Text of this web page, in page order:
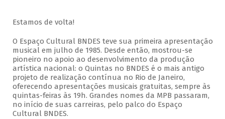
Estamos de volta!
O Espaço Cultural BNDES teve sua primeira apresentação
musical em julho de 1985. Desde então, mostrou-se
pioneiro no apoio ao desenvolvimento da produção
artística nacional: o Quintas no BNDES é o mais antigo
projeto de realização contínua no Rio de Janeiro,
oferecendo apresentações musicais gratuitas, sempre às
quintas-feiras às 19h. Grandes nomes da MPB passaram,
no início de suas carreiras, pelo palco do Espaço
Cultural BNDES.